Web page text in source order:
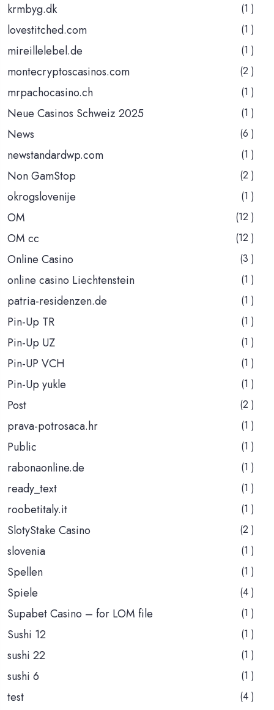
krmbyg.dk (1 )
lovestitched.com (1 )
mireillelebel.de (1 )
montecryptoscasinos.com (2 )
mrpachocasino.ch (1 )
Neue Casinos Schweiz 2025 (1 )
News (6 )
newstandardwp.com (1 )
Non GamStop (2 )
okrogslovenije (1 )
OM (12 )
OM cc (12 )
Online Casino (3 )
online casino Liechtenstein (1 )
patria-residenzen.de (1 )
Pin-Up TR (1 )
Pin-Up UZ (1 )
Pin-UP VCH (1 )
Pin-Up yukle (1 )
Post (2 )
prava-potrosaca.hr (1 )
Public (1 )
rabonaonline.de (1 )
ready_text (1 )
roobetitaly.it (1 )
SlotyStake Casino (2 )
slovenia (1 )
Spellen (1 )
Spiele (4 )
Supabet Casino – for LOM file (1 )
Sushi 12 (1 )
sushi 22 (1 )
sushi 6 (1 )
test (4 )